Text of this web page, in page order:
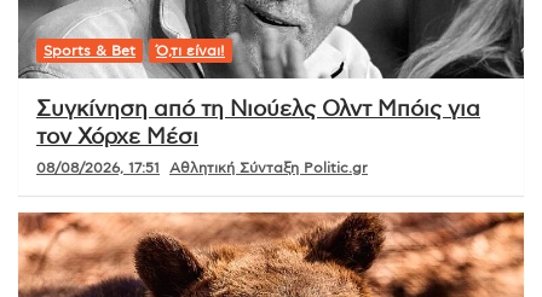
Sports & Bet Ό,τι είναι!
Συγκίνηση από τη Νιούελς Ολντ Μπόις για
τον Χόρχε Μέσι
08/08/2026, 17:51 Αθλητική Σύνταξη Politic.gr